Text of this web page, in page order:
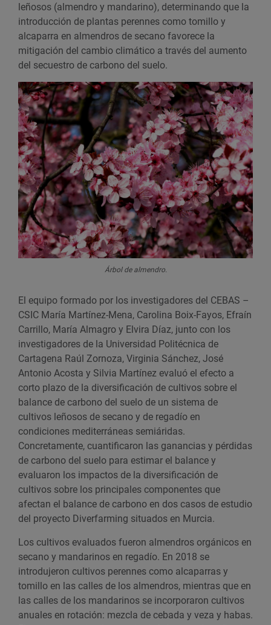
leñosos (almendro y mandarino), determinando que la
introducción de plantas perennes como tomillo y
alcaparra en almendros de secano favorece la
mitigación del cambio climático a través del aumento
del secuestro de carbono del suelo.
Árbol de almendro.
El equipo formado por los investigadores del CEBAS –
CSIC María Martínez-Mena, Carolina Boix-Fayos, Efraín
Carrillo, María Almagro y Elvira Díaz, junto con los
investigadores de la Universidad Politécnica de
Cartagena Raúl Zornoza, Virginia Sánchez, José
Antonio Acosta y Silvia Martínez evaluó el efecto a
corto plazo de la diversificación de cultivos sobre el
balance de carbono del suelo de un sistema de
cultivos leñosos de secano y de regadío en
condiciones mediterráneas semiáridas.
Concretamente, cuantificaron las ganancias y pérdidas
de carbono del suelo para estimar el balance y
evaluaron los impactos de la diversificación de
cultivos sobre los principales componentes que
afectan el balance de carbono en dos casos de estudio
del proyecto Diverfarming situados en Murcia.
Los cultivos evaluados fueron almendros orgánicos en
secano y mandarinos en regadío. En 2018 se
introdujeron cultivos perennes como alcaparras y
tomillo en las calles de los almendros, mientras que en
las calles de los mandarinos se incorporaron cultivos
anuales en rotación: mezcla de cebada y veza y habas.